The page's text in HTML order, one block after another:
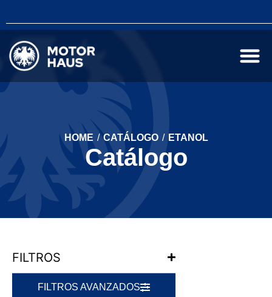
HOME / CATÁLOGO / ETANOL
Catálogo
FILTROS
FILTROS AVANZADOS